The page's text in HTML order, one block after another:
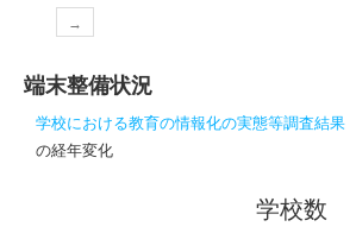
下校中
をした
ミスト
プリを
展の入
りをし
→
端末整備状況
学校における教育の情報化の実態等調査結果
の経年変化
学校数